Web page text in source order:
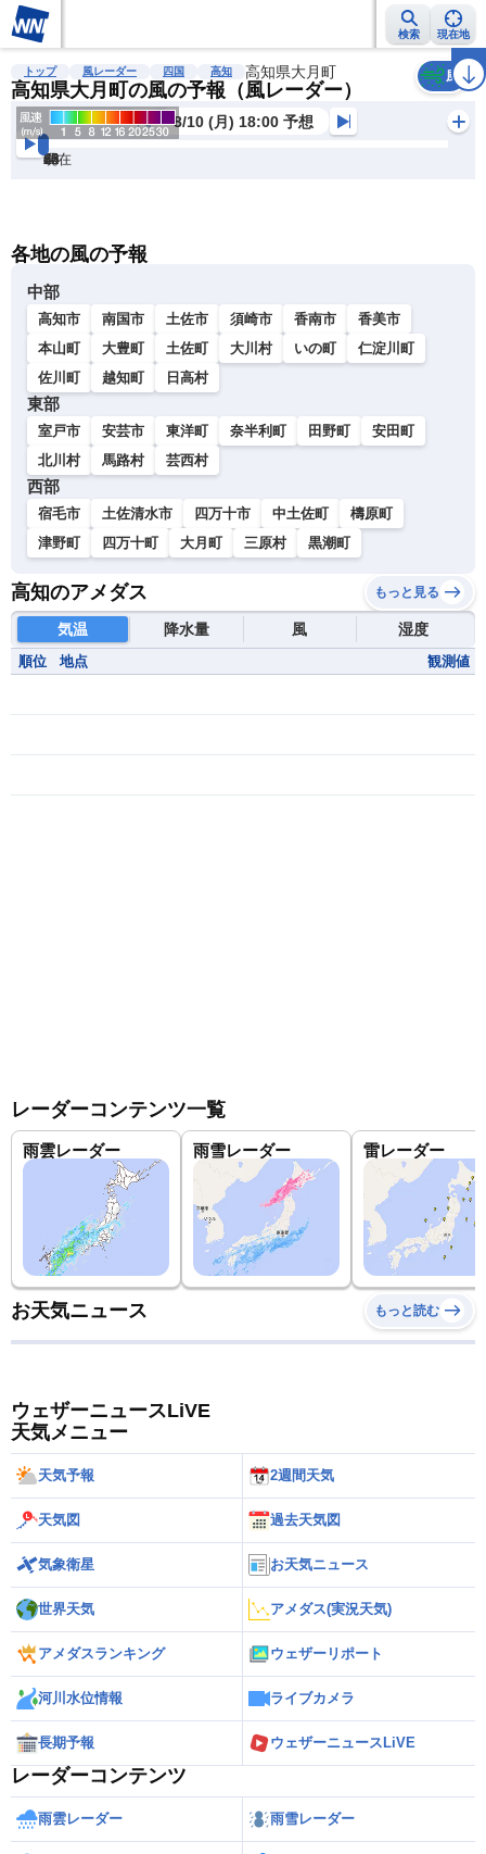
検索 現在地
雨雲レーダー 台風情報 地震情報 警報・注意報 2週間天気 ラ
トップ 風レーダー 四国 高知 高知県大月町
高知県大月町の風の予報（風レーダー）
風
8/10 (月) 18:00 予想
現在
6h
12
24
36
48
60
72
各地の風の予報
中部
高知市 南国市 土佐市 須崎市 香南市
香美市
本山町
大豊町 土佐町 大川村 いの町
仁淀川町
佐川町
越知町 日高村
東部
室戸市 安芸市 東洋町 奈半利町 田野町
安田町
北川村
馬路村 芸西村
西部
宿毛市 土佐清水市 四万十市 中土佐町
檮原町
津野町
四万十町 大月町 三原村 黒潮町
高知のアメダス もっと見る
気温 降水量 風 湿度
順位 地点 観測値
レーダーコンテンツ一覧
雨雲レーダー 雨雪レーダー 雷レーダー
お天気ニュース もっと読む
ウェザーニュースLiVE
天気メニュー
天気予報 2週間天気
天気図 過去天気図
気象衛星 お天気ニュース
世界天気 アメダス(実況天気)
アメダスランキング ウェザーリポート
河川水位情報 ライブカメラ
長期予報 ウェザーニュースLiVE
レーダーコンテンツ
雨雲レーダー 雨雪レーダー